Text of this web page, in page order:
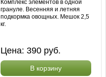
Комплекс элементов в одной
грануле. Весенняя и летняя
подкормка овощных. Мешок 2,5
кг.
Цена: 390 руб.
В корзину